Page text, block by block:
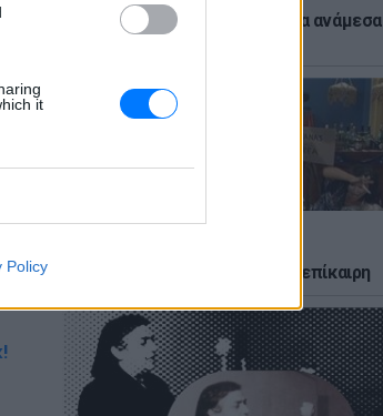
it
Policy
Πώς να αποφύγεις το σύγκαμα ανάμεσα
POP CULTURE
νεοπλουτισμό και παραμένει επίκαιρη